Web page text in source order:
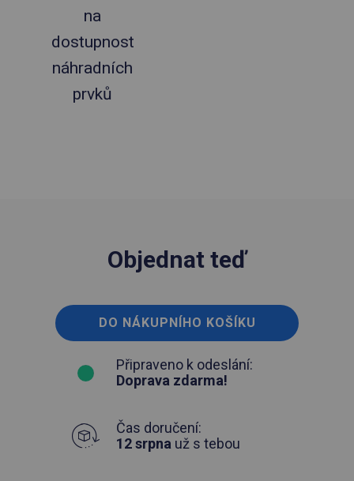
na
dostupnost
náhradních
prvků
Objednat teď
DO NÁKUPNÍHO KOŠÍKU
Připraveno k odeslání:
Doprava zdarma!
Čas doručení:
12 srpna už s tebou